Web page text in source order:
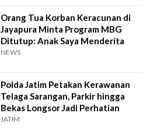
Orang Tua Korban Keracunan di
Jayapura Minta Program MBG
Ditutup: Anak Saya Menderita
NEWS
Polda Jatim Petakan Kerawanan
Telaga Sarangan, Parkir hingga
Bekas Longsor Jadi Perhatian
JATIM